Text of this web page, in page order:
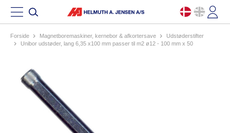
Forside magnetboremaskiner, kernebor & afkortersave
udstøderstifter
unibor udstøder, lang 6,35 x100 mm passer til m2 ø12 - 100 mm x 50